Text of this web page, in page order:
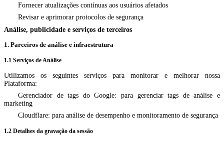
Fornecer atualizações contínuas aos usuários afetados
Revisar e aprimorar protocolos de segurança
Análise, publicidade e serviços de terceiros
1. Parceiros de análise e infraestrutura
1.1 Serviços de Análise
Utilizamos os seguintes serviços para monitorar e melhorar nossa
Plataforma:
Gerenciador de tags do Google: para gerenciar tags de análise e
marketing
Cloudflare: para análise de desempenho e monitoramento de segurança
1.2 Detalhes da gravação da sessão